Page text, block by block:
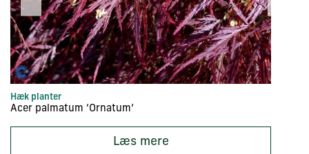
Hæk planter
Acer palmatum ‘Ornatum’
Læs mere